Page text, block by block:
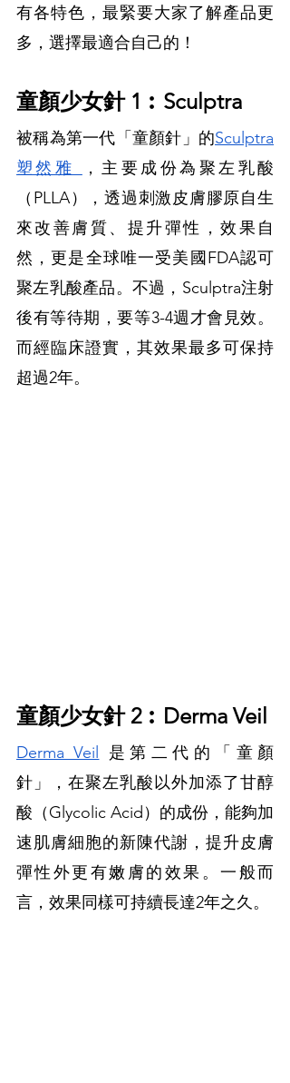
有各特色，最緊要大家了解產品更
多，選擇最適合自己的！
童顏少女針 1︰Sculptra
被稱為第一代「童顏針」的Sculptra
塑然雅
，主要成份為聚左乳酸
（PLLA），透過刺激皮膚膠原自生
來改善膚質、提升彈性，效果自
然，更是全球唯一受美國FDA認可
聚左乳酸產品。不過，Sculptra注射
後有等待期，要等3-4週才會見效。
而經臨床證實，其效果最多可保持
超過2年。
童顏少女針 2︰Derma Veil
Derma Veil
是第二代的「童顏
針」，在聚左乳酸以外加添了甘醇
酸（Glycolic Acid）的成份，能夠加
速肌膚細胞的新陳代謝，提升皮膚
彈性外更有嫩膚的效果。一般而
言，效果同樣可持續長達2年之久。